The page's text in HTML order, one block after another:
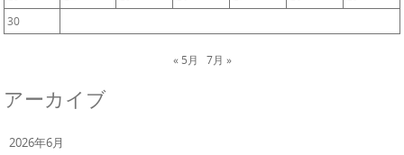
30
« 5月 7月 »
アーカイブ
2026年6月